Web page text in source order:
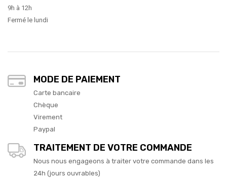
9h à 12h
Fermé le lundi
MODE DE PAIEMENT
Carte bancaire
Chèque
Virement
Paypal
TRAITEMENT DE VOTRE COMMANDE
Nous nous engageons à traiter votre commande dans les
24h (jours ouvrables)